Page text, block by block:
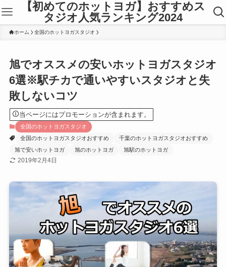
【初めてのホットヨガ】おすすめス
タジオ人気ランキング2024
ホーム 全国のホットヨガスタジオ
旭でオススメの安いホットヨガスタジオ
6選※駅チカで通いやすいスタジオと失
敗しないコツ
当ページにはプロモーションが含まれます。
全国のホットヨガスタジオ
全国のホットヨガスタジオおすすめ
千葉のホットヨガスタジオおすすめ
旭で安いホットヨガ
旭のホットヨガ 旭駅のホットヨガ
2019年2月4日